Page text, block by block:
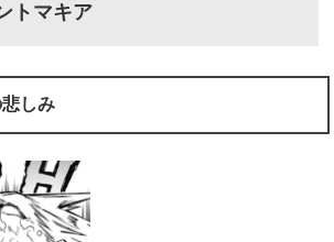
トマキア
しみ